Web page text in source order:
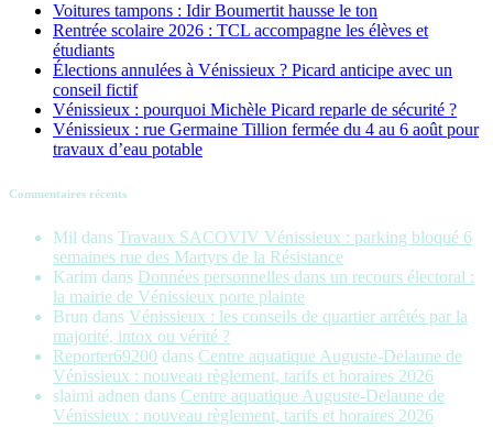
Voitures tampons : Idir Boumertit hausse le ton
Rentrée scolaire 2026 : TCL accompagne les élèves et
étudiants
Élections annulées à Vénissieux ? Picard anticipe avec un
conseil fictif
Vénissieux : pourquoi Michèle Picard reparle de sécurité ?
Vénissieux : rue Germaine Tillion fermée du 4 au 6 août pour
travaux d’eau potable
Commentaires récents
Mil dans Travaux SACOVIV Vénissieux : parking bloqué 6
semaines rue des Martyrs de la Résistance
Karim dans Données personnelles dans un recours électoral :
la mairie de Vénissieux porte plainte
Brun dans Vénissieux : les conseils de quartier arrêtés par la
majorité, intox ou vérité ?
Reporter69200 dans Centre aquatique Auguste-Delaune de
Vénissieux : nouveau règlement, tarifs et horaires 2026
slaimi adnen dans Centre aquatique Auguste-Delaune de
Vénissieux : nouveau règlement, tarifs et horaires 2026